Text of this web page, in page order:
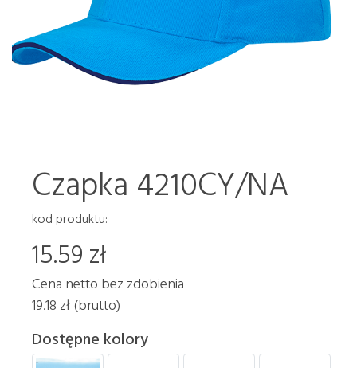
Czapka 4210CY/NA
kod produktu:
15.59 zł
Cena netto bez zdobienia
19.18 zł (brutto)
Dostępne kolory